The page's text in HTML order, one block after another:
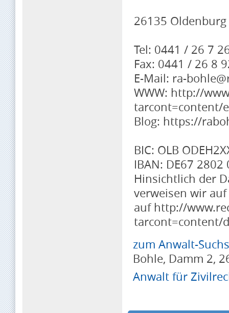
26135 Oldenburg
Tel: 0441 / 26 7
Fax: 0441 / 26 8
E-Mail: ra-
WWW: http://
tarcont=content/
Blog: https://
BIC: OLB
IBAN: DE67
Hinsichtlich der
verweisen wir
auf http://
tarcont=content/
zum Anwalt-
Bohle, Damm 2,
Anwalt für